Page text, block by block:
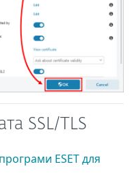
SSL/TLS
ESET для